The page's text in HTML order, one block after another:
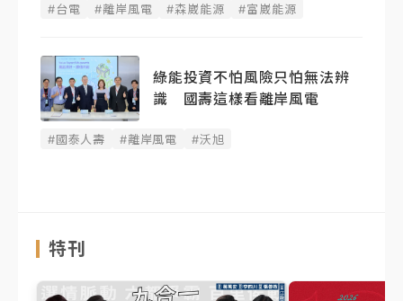
#台電 #離岸風電 #森崴能源 #富崴能源
綠能投資不怕風險只怕無法辨
識 國壽這樣看離岸風電
#國泰人壽 #離岸風電 #沃旭
特刊